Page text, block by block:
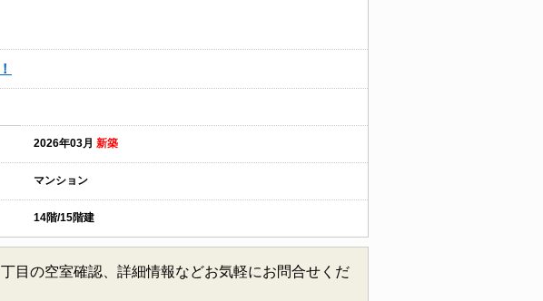
2026年03月 新築
マンション
14階/15階建
目の空室確認、詳細情報などお気軽にお問合せくだ